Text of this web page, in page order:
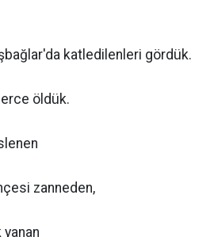
katledilenleri gördük.
öldük.
zanneden,